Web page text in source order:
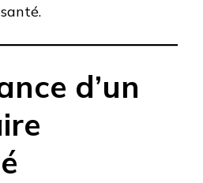
d’un